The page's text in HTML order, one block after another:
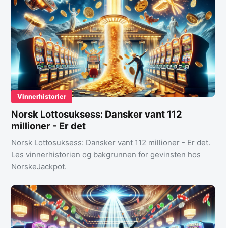
Vinnerhistorier
Norsk Lottosuksess: Dansker vant 112
millioner - Er det
Norsk Lottosuksess: Dansker vant 112 millioner - Er det.
Les vinnerhistorien og bakgrunnen for gevinsten hos
NorskeJackpot.